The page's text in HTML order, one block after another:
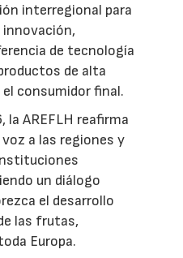
interregional para
de tecnología
de alta
consumidor final.
la AREFLH reafirma
a las regiones y
un diálogo
el desarrollo
las frutas,
Europa.